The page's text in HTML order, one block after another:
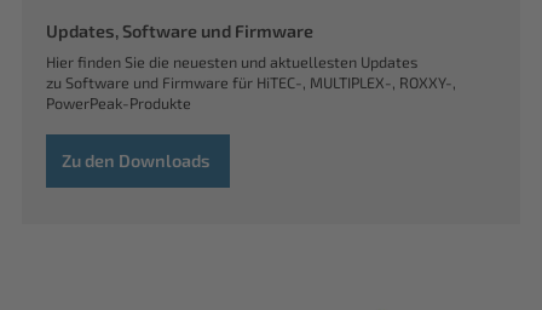
Updates, Software und Firmware
Hier finden Sie die neuesten und aktuellesten Updates
zu Software und Firmware für HiTEC-, MULTIPLEX-, ROXXY-,
PowerPeak-Produkte
Zu den Downloads